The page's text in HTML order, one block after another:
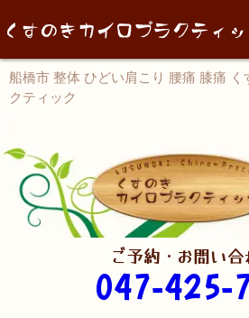
船橋市 整体 ひどい肩こり 腰痛 膝痛 く
クティック
ご予約・お問い合
047-425-